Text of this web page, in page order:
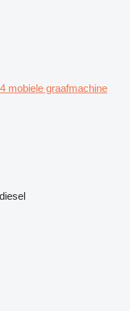
mobiele graafmachine
diesel